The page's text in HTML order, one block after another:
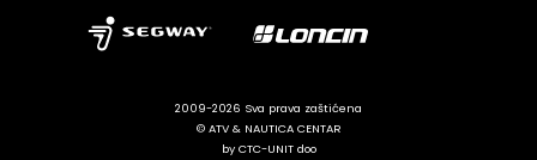
2009-2026 Sva prava zaštićena
© ATV & NAUTICA CENTAR
by CTC-UNIT doo